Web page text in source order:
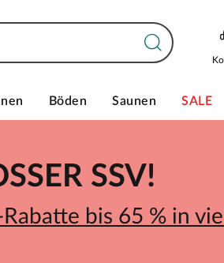
Böden Saunen SALE
SSV!
Rabatte bis 65 % in